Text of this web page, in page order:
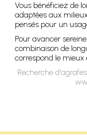
Vous bénéficiez de
adaptées aux
pensés pour un
Pour avancer
combinaison de
correspond le
Recherche